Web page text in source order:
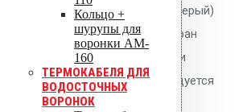
Кольцо +
шурупы для
воронки AM-
160
ТЕРМОКАБЕЛЯ ДЛЯ
ВОДОСТОЧНЫХ
ВОРОНОК
Воронка AM-110 (630 мм, тёмно-серый)
применяется на кровлях из мембран
Protan. Фланец приваривается при
температуре 450-500°C. Рекомендуется
установка термокабеля.